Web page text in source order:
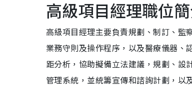
高級項目經理職位
高級項目經理主要負責規劃、制訂、監
業務守則及操作程序，以及醫療儀器、
距分析，協助擬備立法建議，規劃、設
管理系統，並統籌宣傳和諮詢計劃，以